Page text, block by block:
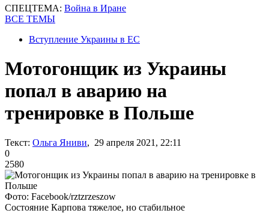
СПЕЦТЕМА: Война в Иране
ВСЕ ТЕМЫ
Вступление Украины в ЕС
Мотогонщик из Украины
попал в аварию на
тренировке в Польше
Текст: Ольга Яниви, 29 апреля 2021, 22:11
0
2580
Фото: Facebook/rztzrzeszow
Состояние Карпова тяжелое, но стабильное